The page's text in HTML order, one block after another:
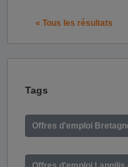
« Tous les résultats
Tags
Offres d'emploi